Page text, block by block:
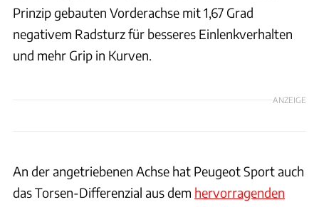
Prinzip gebauten Vorderachse mit 1,67 Grad
negativem Radsturz für besseres Einlenkverhalten
und mehr Grip in Kurven.
ANZEIGE
An der angetriebenen Achse hat Peugeot Sport auch
das Torsen-Differenzial aus dem hervorragenden